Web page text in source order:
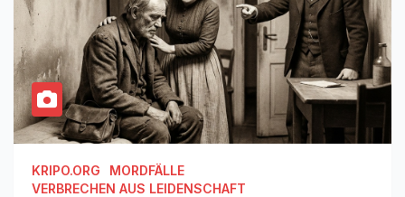
KRIPO.ORG
MORDFÄLLE
VERBRECHEN AUS LEIDENSCHAFT